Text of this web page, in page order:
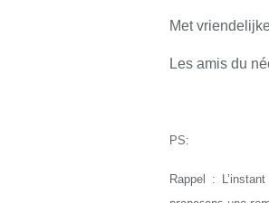
Met
Les amis du
PS:
Rappel :